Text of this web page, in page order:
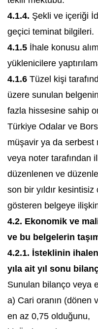
4.1.4. Şekli ve içeriği
geçici teminat bilgileri.
4.1.5 İhale konusu
yüklenicilere
4.1.6 Tüzel kişi
üzere sunulan
fazla hissesine sahip
Türkiye Odalar ve
müşavir ya da serbest
veya noter tarafından
düzenlenen ve
son bir yıldır
gösteren belgeye
4.2. Ekonomik ve
ve bu belgelerin
4.2.1. İsteklinin
yıla ait yıl sonu
Sunulan bilanço veya
a) Cari oranın (dönen
en az 0,75 olduğunu,